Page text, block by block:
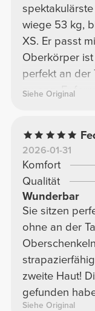
wiege 53 kg,
XS. Er passt
Oberkörper
perfekt an der
zu eng. Er
ein absolutes
Farbe!!!
Siehe Original
2026-01-31
Komfort
Qualität
Wunderbar
Sie sitzen
ohne an der
zweite Haut!
gefunden
Siehe Original